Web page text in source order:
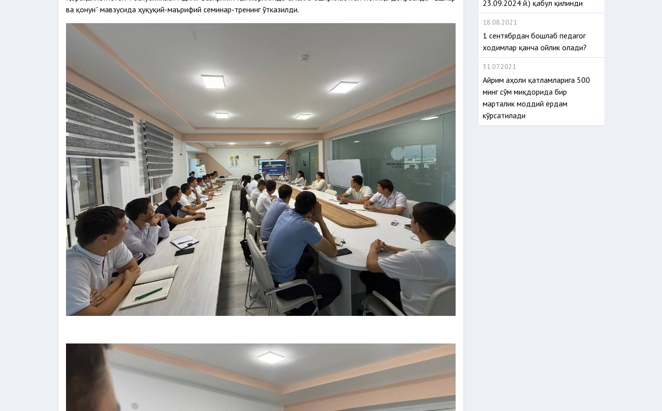
ва қонун” мавзусида ҳуқуқий-маърифий семинар-тренинг ўтказилди.
23.09.2024 й.) қабул қилинди
18.08.2021
1 сентябрдан бошлаб педагог
ходимлар қанча ойлик олади?
31.07.2021
Айрим аҳоли қатламларига 500
минг сўм миқдорида бир
марталик моддий ёрдам
кўрсатилади